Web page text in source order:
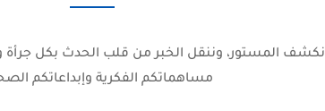
نكشف المستور، وننقل الخبر من قلب الحدث بكل جرأة
مساهماتكم الفكرية وإبداعاتكم